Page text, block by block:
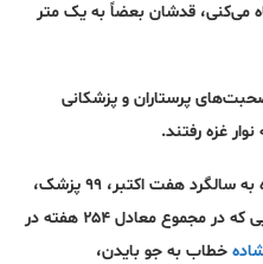
می‌کنی، قدشان بعضاً به یک متر
پرستاران و پزشکانی
غزه رفتند.
دوم اکتبر امسال و تنها چند روز مانده به سالگرد هفت اکتبر، ۹۹ پزشک،
جراح، پرستار و مامای داوطلب آمریکایی که در مجموع معادل ۲۵۴ هفته در
خطاب به جو بایدن،